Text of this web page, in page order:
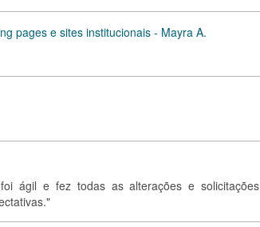
pages e sites institucionais - Mayra A.
ágil e fez todas as alterações e solicitações